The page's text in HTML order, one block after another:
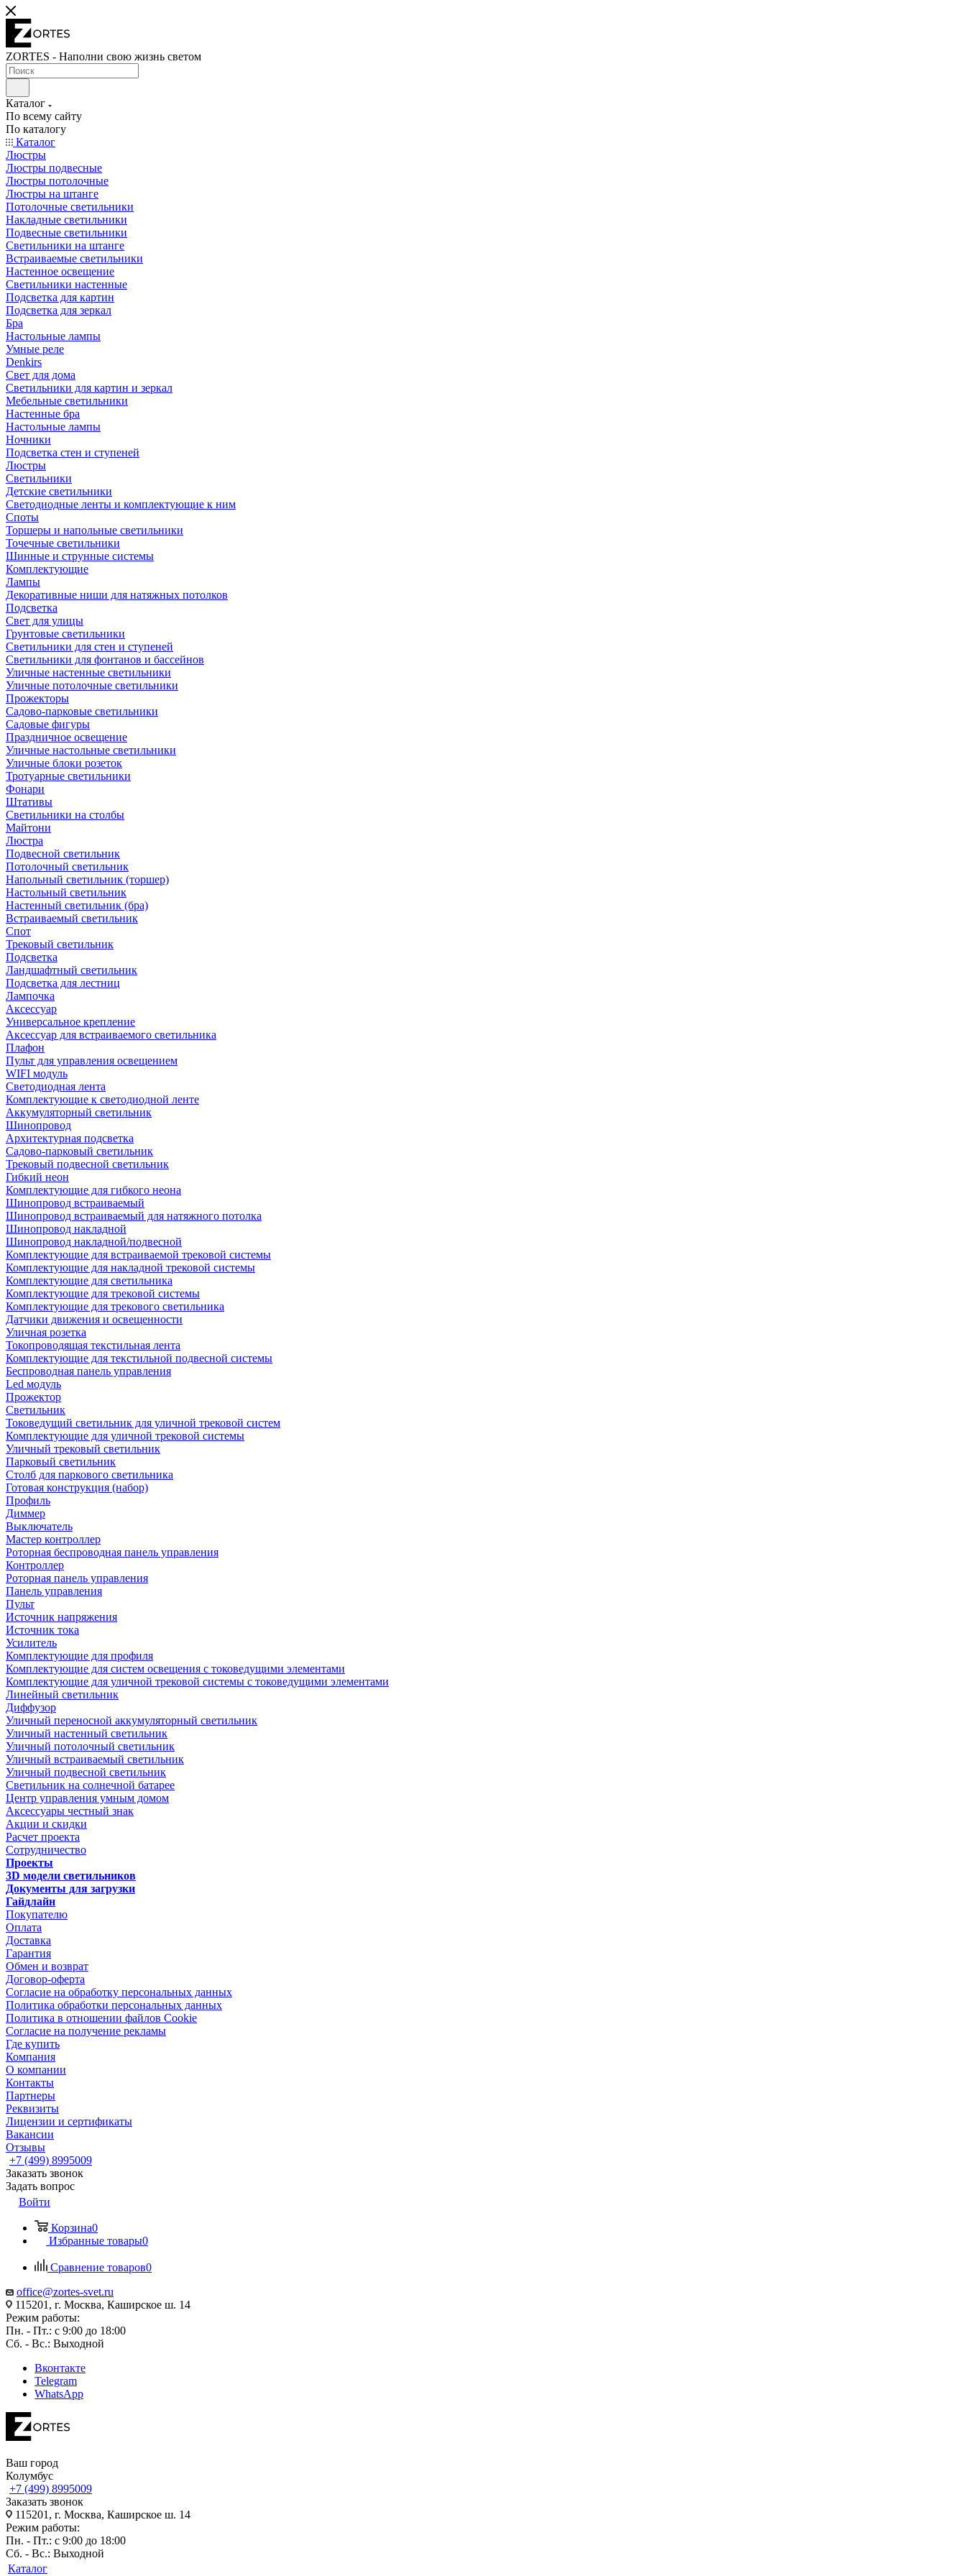
ZORTES - Наполни свою жизнь светом
Каталог
По всему сайту
По каталогу
Каталог
Люстры
Люстры подвесные
Люстры потолочные
Люстры на штанге
Потолочные светильники
Накладные светильники
Подвесные светильники
Светильники на штанге
Встраиваемые светильники
Настенное освещение
Светильники настенные
Подсветка для картин
Подсветка для зеркал
Бра
Настольные лампы
Умные реле
Denkirs
Свет для дома
Светильники для картин и зеркал
Мебельные светильники
Настенные бра
Настольные лампы
Ночники
Подсветка стен и ступеней
Люстры
Светильники
Детские светильники
Светодиодные ленты и комплектующие к ним
Споты
Торшеры и напольные светильники
Точечные светильники
Шинные и струнные системы
Комплектующие
Лампы
Декоративные ниши для натяжных потолков
Подсветка
Свет для улицы
Грунтовые светильники
Светильники для стен и ступеней
Светильники для фонтанов и бассейнов
Уличные настенные светильники
Уличные потолочные светильники
Прожекторы
Садово-парковые светильники
Садовые фигуры
Праздничное освещение
Уличные настольные светильники
Уличные блоки розеток
Тротуарные светильники
Фонари
Штативы
Светильники на столбы
Майтони
Люстра
Подвесной светильник
Потолочный светильник
Напольный светильник (торшер)
Настольный светильник
Настенный светильник (бра)
Встраиваемый светильник
Спот
Трековый светильник
Подсветка
Ландшафтный светильник
Подсветка для лестниц
Лампочка
Аксессуар
Универсальное крепление
Аксессуар для встраиваемого светильника
Плафон
Пульт для управления освещением
WIFI модуль
Светодиодная лента
Комплектующие к светодиодной ленте
Аккумуляторный светильник
Шинопровод
Архитектурная подсветка
Садово-парковый светильник
Трековый подвесной светильник
Гибкий неон
Комплектующие для гибкого неона
Шинопровод встраиваемый
Шинопровод встраиваемый для натяжного потолка
Шинопровод накладной
Шинопровод накладной/подвесной
Комплектующие для встраиваемой трековой системы
Комплектующие для накладной трековой системы
Комплектующие для светильника
Комплектующие для трековой системы
Комплектующие для трекового светильника
Датчики движения и освещенности
Уличная розетка
Токопроводящая текстильная лента
Комплектующие для текстильной подвесной системы
Беспроводная панель управления
Led модуль
Прожектор
Светильник
Токоведущий светильник для уличной трековой систем
Комплектующие для уличной трековой системы
Уличный трековый светильник
Парковый светильник
Столб для паркового светильника
Готовая конструкция (набор)
Профиль
Диммер
Выключатель
Мастер контроллер
Роторная беспроводная панель управления
Контроллер
Роторная панель управления
Панель управления
Пульт
Источник напряжения
Источник тока
Усилитель
Комплектующие для профиля
Комплектующие для систем освещения с токоведущими элементами
Комплектующие для уличной трековой системы с токоведущими элементами
Линейный светильник
Диффузор
Уличный переносной аккумуляторный светильник
Уличный настенный светильник
Уличный потолочный светильник
Уличный встраиваемый светильник
Уличный подвесной светильник
Светильник на солнечной батарее
Центр управления умным домом
Аксессуары честный знак
Акции и скидки
Расчет проекта
Сотрудничество
Проекты
3D модели светильников
Документы для загрузки
Гайдлайн
Покупателю
Оплата
Доставка
Гарантия
Обмен и возврат
Договор-оферта
Согласие на обработку персональных данных
Политика обработки персональных данных
Политика в отношении файлов Cookie
Согласие на получение рекламы
Где купить
Компания
О компании
Контакты
Партнеры
Реквизиты
Лицензии и сертификаты
Вакансии
Отзывы
+7 (499) 8995009
Заказать звонок
Задать вопрос
Войти
Корзина0
Избранные товары0
Сравнение товаров0
office@zortes-svet.ru
115201, г. Москва, Каширское ш. 14
Режим работы:
Пн. - Пт.: с 9:00 до 18:00
Сб. - Вс.: Выходной
Вконтакте
Telegram
WhatsApp
Ваш город
Колумбус
+7 (499) 8995009
Заказать звонок
115201, г. Москва, Каширское ш. 14
Режим работы:
Пн. - Пт.: с 9:00 до 18:00
Сб. - Вс.: Выходной
Каталог